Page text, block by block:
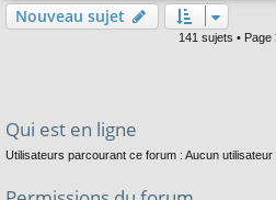
Nouveau sujet
141 sujets • Page
Qui est en ligne
Utilisateurs parcourant ce forum : Aucun